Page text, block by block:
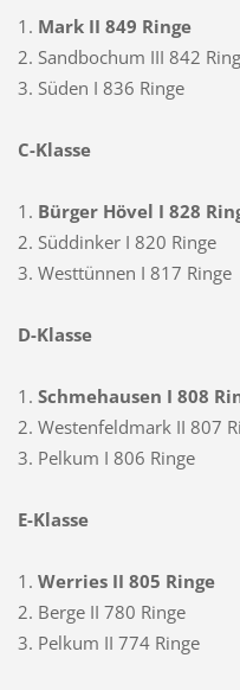
1. Mark II 849 Ringe
2. Sandbochum III 842
3. Süden I 836 Ringe
C-Klasse
1. Bürger Hövel I 828
2. Süddinker I 820 Ringe
3. Westtünnen I 817 Ringe
D-Klasse
1. Schmehausen I 808
2. Westenfeldmark II 807
3. Pelkum I 806 Ringe
E-Klasse
1. Werries II 805 Ringe
2. Berge II 780 Ringe
3. Pelkum II 774 Ringe